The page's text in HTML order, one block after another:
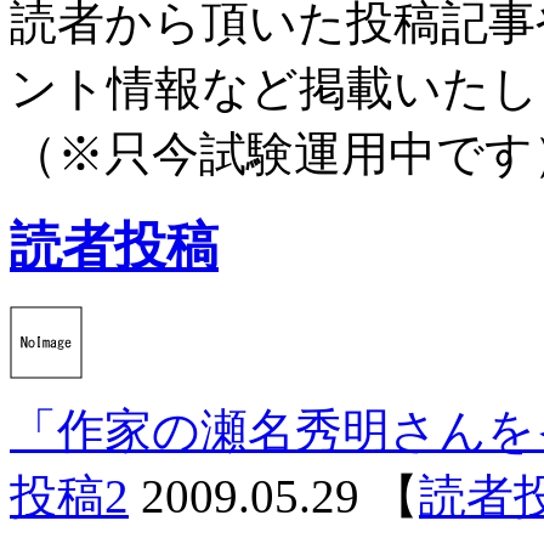
読者から頂いた投稿記
ント情報など掲載いた
（※只今試験運用中です
読者投稿
「作家の瀬名秀明さん
投稿2 2009.05.29 【読者